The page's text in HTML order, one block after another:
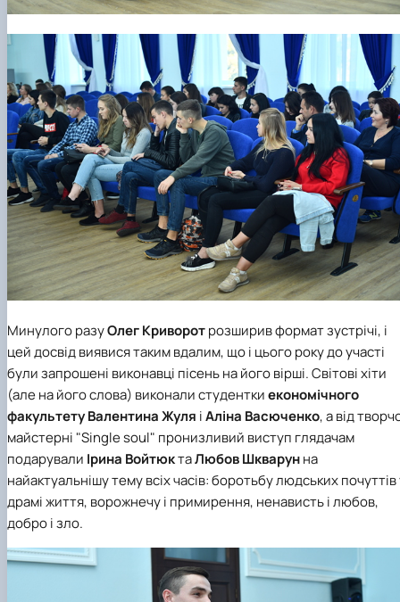
Минулого разуОлег Криворотрозширив формат зустрічі, і
цей досвід виявися таким вдалим, що і цього року до участі
були запрошені виконавці пісень на його вірші. Світові хіти
(але на його слова) виконали студенткиекономічного
факультетуВалентина Жуля іАліна Васюченко, а від
майстерні "Single soul" пронизливий виступ глядачам
подарували Ірина ВойтюктаЛюбов Шкварунна
найактуальнішу тему всіх часів: боротьбу людських почуттів
драмі життя, ворожнечу і примирення, ненависть і любов,
добро і зло.